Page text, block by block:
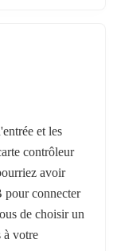
et les
contrôleur
avoir
connecter
de choisir un
à votre